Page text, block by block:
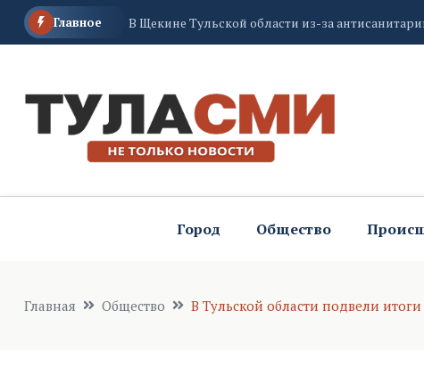
Главное В Тульском кремле отметили День
Город Общество
Главная Общество В Тульской области подвели